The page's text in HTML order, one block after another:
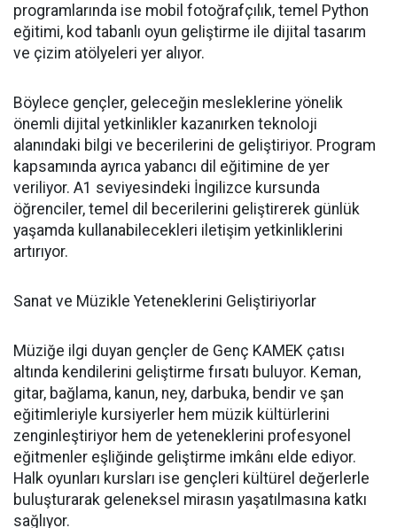
programlarında ise mobil fotoğrafçılık, temel Python
eğitimi, kod tabanlı oyun geliştirme ile dijital tasarım
ve çizim atölyeleri yer alıyor.
Böylece gençler, geleceğin mesleklerine yönelik
önemli dijital yetkinlikler kazanırken teknoloji
alanındaki bilgi ve becerilerini de geliştiriyor. Program
kapsamında ayrıca yabancı dil eğitimine de yer
veriliyor. A1 seviyesindeki İngilizce kursunda
öğrenciler, temel dil becerilerini geliştirerek günlük
yaşamda kullanabilecekleri iletişim yetkinliklerini
artırıyor.
Sanat ve Müzikle Yeteneklerini Geliştiriyorlar
Müziğe ilgi duyan gençler de Genç KAMEK çatısı
altında kendilerini geliştirme fırsatı buluyor. Keman,
gitar, bağlama, kanun, ney, darbuka, bendir ve şan
eğitimleriyle kursiyerler hem müzik kültürlerini
zenginleştiriyor hem de yeteneklerini profesyonel
eğitmenler eşliğinde geliştirme imkânı elde ediyor.
Halk oyunları kursları ise gençleri kültürel değerlerle
buluşturarak geleneksel mirasın yaşatılmasına katkı
sağlıyor.